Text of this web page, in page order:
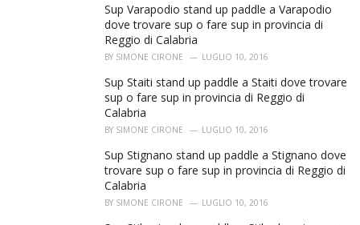
Sup Varapodio stand up paddle a Varapodio
dove trovare sup o fare sup in provincia di
Reggio di Calabria
BY SIMONE CIRONE LUGLIO 10, 2016
Sup Staiti stand up paddle a Staiti dove trovare
sup o fare sup in provincia di Reggio di
Calabria
BY SIMONE CIRONE LUGLIO 10, 2016
Sup Stignano stand up paddle a Stignano dove
trovare sup o fare sup in provincia di Reggio di
Calabria
BY SIMONE CIRONE LUGLIO 10, 2016